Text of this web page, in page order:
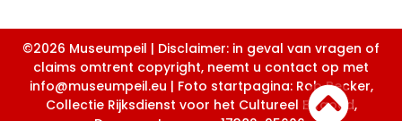
©2026 Museumpeil | Disclaimer: in geval van vragen of
claims omtrent copyright, neemt u contact op met
info@museumpeil.eu | Foto startpagina: Rob Becker,
Collectie Rijksdienst voor het Cultureel Erfgoed,